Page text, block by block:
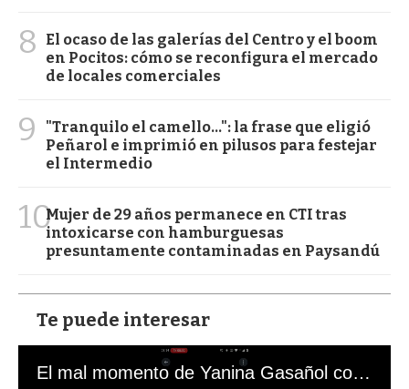
8
El ocaso de las galerías del Centro y el boom
en Pocitos: cómo se reconfigura el mercado
de locales comerciales
9
"Tranquilo el camello...": la frase que eligió
Peñarol e imprimió en pilusos para festejar
el Intermedio
10Mujer de 29 años permanece en CTI tras
intoxicarse con hamburguesas
presuntamente contaminadas en Paysandú
Te puede interesar
El mal momento de Yanina Gasañol con un hincha argentino en "Subrayado"